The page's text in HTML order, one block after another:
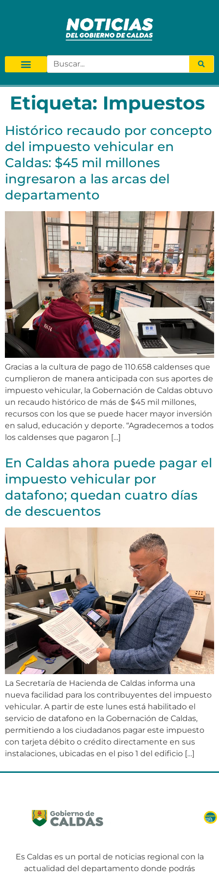
Etiqueta: Impuestos
Histórico recaudo por concepto
del impuesto vehicular en
Caldas: $45 mil millones
ingresaron a las arcas del
departamento
Gracias a la cultura de pago de 110.658 caldenses que
cumplieron de manera anticipada con sus aportes de
impuesto vehicular, la Gobernación de Caldas obtuvo
un recaudo histórico de más de $45 mil millones,
recursos con los que se puede hacer mayor inversión
en salud, educación y deporte. “Agradecemos a todos
los caldenses que pagaron […]
En Caldas ahora puede pagar el
impuesto vehicular por
datafono; quedan cuatro días
de descuentos
La Secretaría de Hacienda de Caldas informa una
nueva facilidad para los contribuyentes del impuesto
vehicular. A partir de este lunes está habilitado el
servicio de datafono en la Gobernación de Caldas,
permitiendo a los ciudadanos pagar este impuesto
con tarjeta débito o crédito directamente en sus
instalaciones, ubicadas en el piso 1 del edificio […]
Es Caldas es un portal de noticias regional con la
actualidad del departamento donde podrás